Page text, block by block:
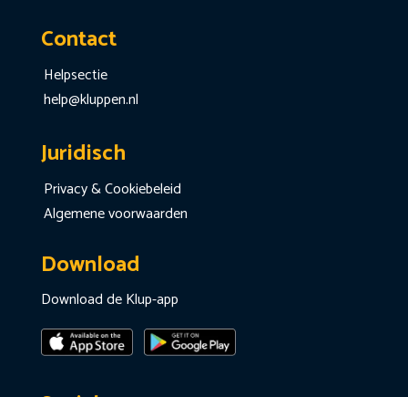
Contact
Helpsectie
help@kluppen.nl
Juridisch
Privacy & Cookiebeleid
Algemene voorwaarden
Download
Download de Klup-app